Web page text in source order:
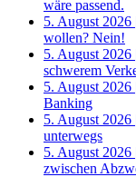
wäre passend.
5. August 2026
wollen? Nein!
5. August 2026
schwerem
5. August 2026
Banking
5. August 2026
unterwegs
5. August 2026
zwischen